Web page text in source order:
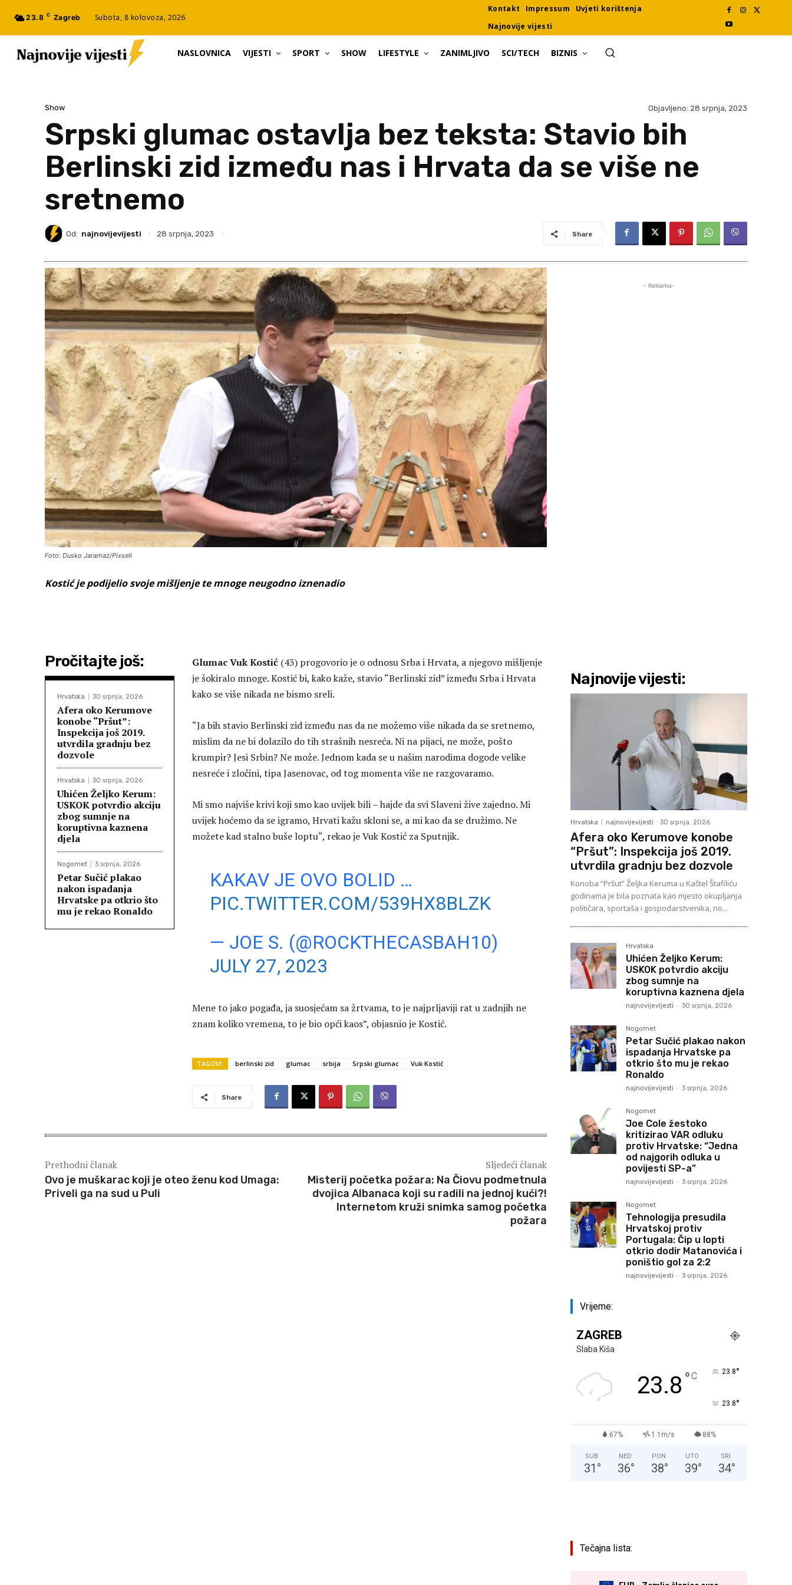
23.8 C Zagreb Subota, 8 kolovoza, 2026
Kontakt Impressum
Uvjeti korištenja
Najnovije vijesti
NASLOVNICA VIJESTI SPORT SHOW LIFESTYLE ZANIMLJIVO SCI/TECH BIZNIS
Show Objavljeno: 28 srpnja, 2023
Srpski glumac ostavlja bez teksta: Stavio bih
Berlinski zid između nas i Hrvata da se više ne
sretnemo
Od: najnovijevijesti 28 srpnja, 2023 Share
Foto: Dusko Jaramaz/Pixsell
Kostić je podijelio svoje mišljenje te mnoge neugodno iznenadio
Pročitajte još:
Hrvatska 30 srpnja, 2026
Afera oko Kerumove
konobe “Pršut”:
Inspekcija još 2019.
utvrdila gradnju bez
dozvole
Hrvatska 30 srpnja, 2026
Uhićen Željko Kerum:
USKOK potvrdio akciju
zbog sumnje na
koruptivna kaznena
djela
Nogomet 3 srpnja, 2026
Petar Sučić plakao
nakon ispadanja
Hrvatske pa otkrio što
mu je rekao Ronaldo
Glumac Vuk Kostić (43) progovorio je o odnosu Srba i Hrvata, a njegovo mišljenje
je šokiralo mnoge. Kostić bi, kako kaže, stavio “Berlinski zid” između Srba i Hrvata
kako se više nikada ne bismo sreli.
“Ja bih stavio Berlinski zid između nas da ne možemo više nikada da se sretnemo,
mislim da ne bi dolazilo do tih strašnih nesreća. Ni na pijaci, ne može, pošto
krumpir? Jesi Srbin? Ne može. Jednom kada se u našim narodima dogode velike
nesreće i zločini, tipa Jasenovac, od tog momenta više ne razgovaramo.
Mi smo najviše krivi koji smo kao uvijek bili – hajde da svi Slaveni žive zajedno. Mi
uvijek hoćemo da se igramo, Hrvati kažu skloni se, a mi kao da se družimo. Ne
možete kad stalno buše loptu“, rekao je Vuk Kostić za Sputnjik.
KAKAV JE OVO BOLID …
PIC.TWITTER.COM/539HX8BLZK
— JOE S. (@ROCKTHECASBAH10)
JULY 27, 2023
Mene to jako pogađa, ja suosjećam sa žrtvama, to je najprljaviji rat u zadnjih ne
znam koliko vremena, to je bio opći kaos”, objasnio je Kostić.
TAGOVI: berlinski zid glumac srbija Srpski glumac Vuk Kostić
Share
Prethodni članak
Ovo je muškarac koji je oteo ženu kod Umaga:
Priveli ga na sud u Puli
Sljedeći članak
Misterij početka požara: Na Čiovu podmetnula
dvojica Albanaca koji su radili na jednoj kući?!
Internetom kruži snimka samog početka
požara
- Reklama-
Najnovije vijesti:
Hrvatska najnovijevijesti - 30 srpnja, 2026
Afera oko Kerumove konobe
“Pršut”: Inspekcija još 2019.
utvrdila gradnju bez dozvole
Konoba “Pršut” Željka Keruma u Kaštel Štafiliću
godinama je bila poznata kao mjesto okupljanja
političara, sportaša i gospodarstvenika, no...
Hrvatska
Uhićen Željko Kerum:
USKOK potvrdio akciju
zbog sumnje na
koruptivna kaznena djela
najnovijevijesti - 30 srpnja, 2026
Nogomet
Petar Sučić plakao nakon
ispadanja Hrvatske pa
otkrio što mu je rekao
Ronaldo
najnovijevijesti - 3 srpnja, 2026
Nogomet
Joe Cole žestoko
kritizirao VAR odluku
protiv Hrvatske: “Jedna
od najgorih odluka u
povijesti SP-a”
najnovijevijesti - 3 srpnja, 2026
Nogomet
Tehnologija presudila
Hrvatskoj protiv
Portugala: Čip u lopti
otkrio dodir Matanovića i
poništio gol za 2:2
najnovijevijesti - 3 srpnja, 2026
Vrijeme:
ZAGREB
Slaba Kiša
23.8 °C 23.8°
23.8°
67% 1.1m/s 88%
SUB
31 °
NED
36°
PON
38°
UTO
39°
SRI
34°
Tečajna lista: